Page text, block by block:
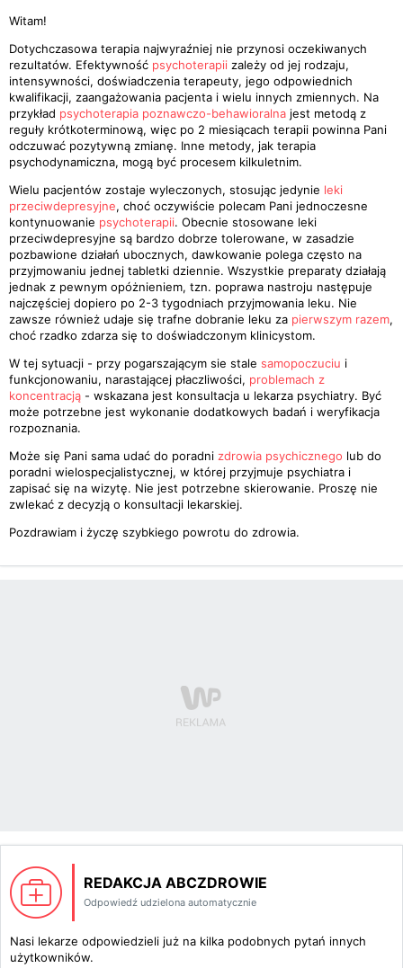
Witam!
Dotychczasowa terapia najwyraźniej nie przynosi oczekiwanych
rezultatów. Efektywność psychoterapii zależy od jej rodzaju,
intensywności, doświadczenia terapeuty, jego odpowiednich
kwalifikacji, zaangażowania pacjenta i wielu innych zmiennych. Na
przykład psychoterapia poznawczo-behawioralna jest metodą z
reguły krótkoterminową, więc po 2 miesiącach terapii powinna Pani
odczuwać pozytywną zmianę. Inne metody, jak terapia
psychodynamiczna, mogą być procesem kilkuletnim.
Wielu pacjentów zostaje wyleczonych, stosując jedynie leki
przeciwdepresyjne, choć oczywiście polecam Pani jednoczesne
kontynuowanie psychoterapii. Obecnie stosowane leki
przeciwdepresyjne są bardzo dobrze tolerowane, w zasadzie
pozbawione działań ubocznych, dawkowanie polega często na
przyjmowaniu jednej tabletki dziennie. Wszystkie preparaty działają
jednak z pewnym opóżnieniem, tzn. poprawa nastroju następuje
najczęściej dopiero po 2-3 tygodniach przyjmowania leku. Nie
zawsze również udaje się trafne dobranie leku za pierwszym razem,
choć rzadko zdarza się to doświadczonym klinicystom.
W tej sytuacji - przy pogarszającym sie stale samopoczuciu i
funkcjonowaniu, narastającej płaczliwości, problemach z
koncentracją - wskazana jest konsultacja u lekarza psychiatry. Być
może potrzebne jest wykonanie dodatkowych badań i weryfikacja
rozpoznania.
Może się Pani sama udać do poradni zdrowia psychicznego lub do
poradni wielospecjalistycznej, w której przyjmuje psychiatra i
zapisać się na wizytę. Nie jest potrzebne skierowanie. Proszę nie
zwlekać z decyzją o konsultacji lekarskiej.
Pozdrawiam i życzę szybkiego powrotu do zdrowia.
REDAKCJA ABCZDROWIE
Odpowiedź udzielona automatycznie
Nasi lekarze odpowiedzieli już na kilka podobnych pytań innych
użytkowników.